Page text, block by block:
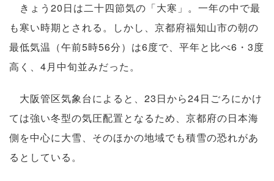
きょう20日は二十四節気の「大寒」。一年の中で最
も寒い時期とされる。しかし、京都府福知山市の朝の
最低気温（午前5時56分）は6度で、平年と比べ6・3度
高く、4月中旬並みだった。
大阪管区気象台によると、23日から24日ごろにかけ
ては強い冬型の気圧配置となるため、京都府の日本海
側を中心に大雪、そのほかの地域でも積雪の恐れがあ
るとしている。